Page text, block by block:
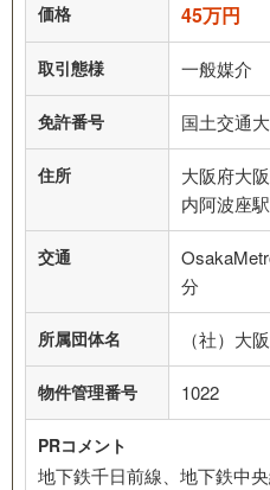
価格 45万円
取引態様 一般媒介
免許番号 国土交通
住所
大阪府大
内阿波座
交通
分
所属団体名 （社）大
物件管理番号 1022
PRコメント
地下鉄千日前線、地下鉄中